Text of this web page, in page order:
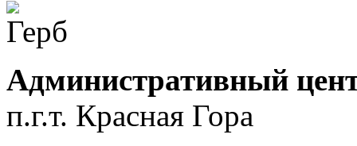
Административный
п.г.т. Красная Гора